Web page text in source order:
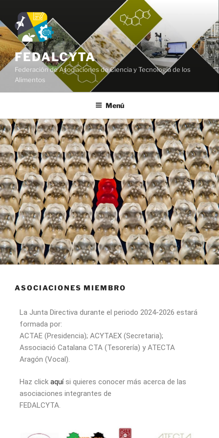
FEDALCYTA
Federación de Asociaciones de Ciencia y Tecnología de los
Alimentos
Menú
ASOCIACIONES MIEMBRO
La Junta Directiva durante el periodo 2024-2026 estará
formada por:
ACTAE (Presidencia); ACYTAEX (Secretaria);
Associació Catalana CTA (Tesorería) y ATECTA
Aragón (Vocal).
Haz click aquísi quieres conocer más acerca de las
asociaciones integrantes de
FEDALCYTA.